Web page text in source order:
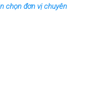
chọn đơn vị chuyên